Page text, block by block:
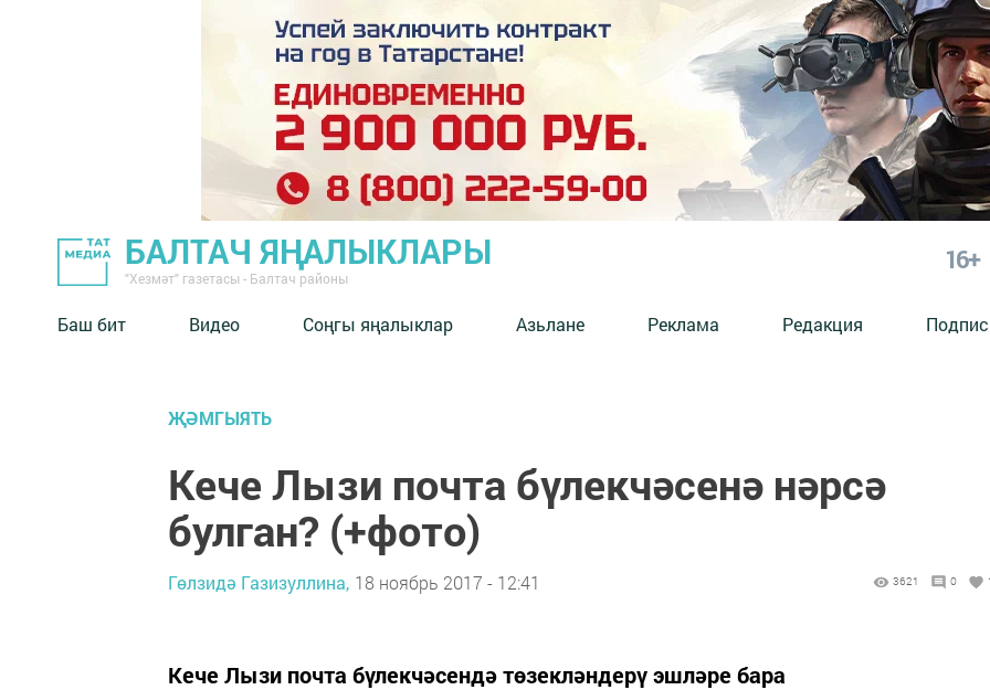
БАЛТАЧ ЯҢАЛЫКЛАРЫ
"Хезмәт" газетасы - Балтач районы
16+
Баш бит Видео Соңгы яңалыклар Азьлане Реклама Редакция
ҖӘМГЫЯТЬ
Кече Лызи почта бүлекчәсенә нәрсә
булган? (+фото)
Гөлзидә Газизуллина, 18 ноябрь 2017 - 12:41 3621 0
Кече Лызи почта бүлекчәсендә төзекләндерү эшләре бара